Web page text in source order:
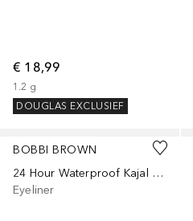
€ 18,99
1.2 g
DOUGLAS EXCLUSIEF
BOBBI BROWN
24 Hour Waterproof Kajal Liner
Eyeliner